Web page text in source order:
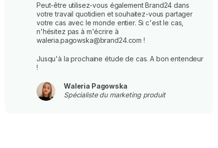
Peut-être utilisez-vous également Brand24 dans
votre travail quotidien et souhaitez-vous partager
votre cas avec le monde entier. Si c'est le cas,
n'hésitez pas à m'écrire à
waleria.pagowska@brand24.com !
Jusqu'à la prochaine étude de cas. A bon entendeur
!
Waleria Pagowska
Spécialiste du marketing produit